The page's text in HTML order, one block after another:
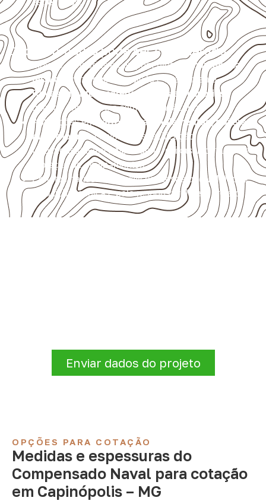
específicos.
Onde o produto pode ser considerado
Móveis, divisórias e componentes de
marcenaria
técnica
, conforme exposição e acabamento.
Revestimentos, paredes, pisos e divisórias
quando compatíveis com a ficha técnica.
Aplicações em
carrocerias, implementos, trailers e
motorhomes, conforme especificação.
Uso industrial em embalagens, caixas, montagem e
proteção de equipamentos.
Projetos náuticos específicos, desde que validados
pela ficha técnica e pelo responsável pelo projeto.
Enviar dados do projeto
OPÇÕES PARA COTAÇÃO
Medidas e espessuras do
Compensado Naval para cotação
em Capinópolis – MG